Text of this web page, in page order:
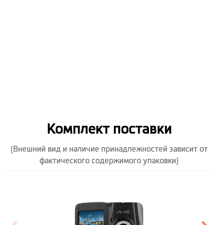
Комплект поставки
(Внешний вид и наличие принадлежностей зависит от
фактического содержимого упаковки)